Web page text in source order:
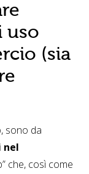
uso
(sia
sono da
nel
che, così come